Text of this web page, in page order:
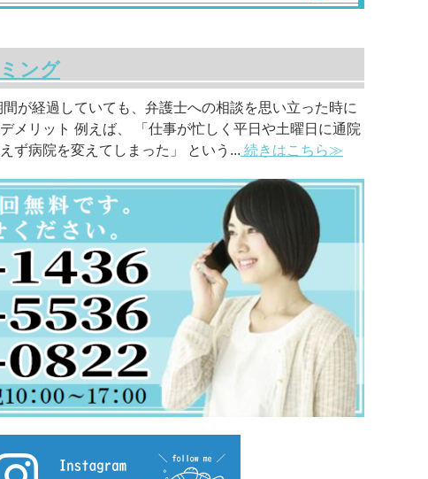
ング
が経過していても、弁護士への相談を思い立った時に
リット 例えば、 「仕事が忙しく平日や土曜日に通院
ず病院を変えてしまった」 という... 続きはこちら≫